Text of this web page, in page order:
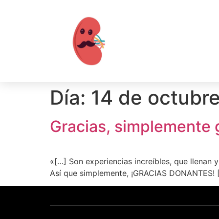
Día: 14 de
Gracias, simplemente
«[…] Son experiencias increíbles, que llenan
Así que simplemente, ¡GRACIAS